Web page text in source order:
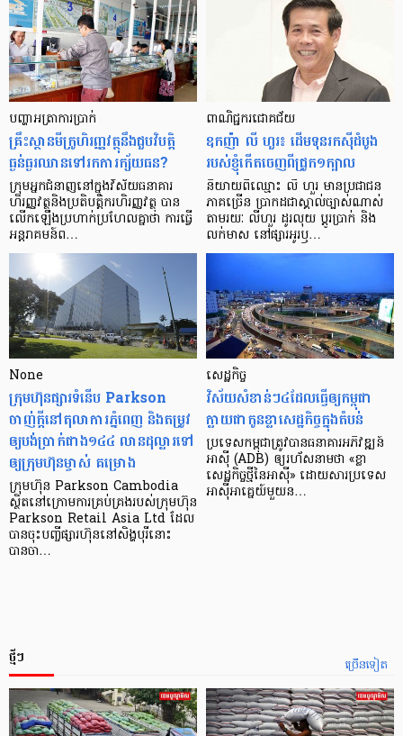
បញ្ហា​អត្រា​ការប្រាក់
គ្រឹះស្ថាន​មីក្រូ​ហិរញ្ញវត្ថុ​នឹង​ជួប​វិបត្តិ​
ធ្ងន់ធ្ងរ​ឈាន​ទៅ​រក​ការ​ក្ស័យធន?
ក្រុម​អ្នក​ជំនាញ​នៅ​ក្នុង​វិស័យ​ធនាគារ
ហិរញ្ញវត្ថុ​និង​ប្រតិបត្តិករ​ហិរញ្ញ​វត្ថុ បាន​​
លើក​ឡើង​ប្រហាក់​ប្រហែល​គ្នា​ថា ការ​ធ្វើ​
អន្តរាគមន៍​ព…
ពាណិជ្ជករជោគជ័យ
ឧកញ៉ា លី ហួរ៖ ដើមទុនរកស៊ីដំបូង
របស់ខ្ញុំកើតចេញពីជ្រូក១ក្បាល
និយាយ​ពី​ឈ្មោះ លី ហួរ មាន​ប្រជាជន​
ភាគ​ច្រើន ប្រាកដ​ជា​ស្គាល់​ច្បាស់​ណាស់
តាមរយៈ លីហួរ ដូរ​លុយ ប្តូរ​បា្រក់ និង​
លក់​មាស នៅ​ផ្សារ​អូរ​ឫ…
None
ក្រុមហ៊ុនផ្សារទំនើប Parkson
ចាញ់ក្ដីនៅតុលាការភ្នំពេញ និងតម្រូវ
ឲ្យបង់ប្រាក់ជាង១៤៤ លានដុល្លារទៅ
ឲ្យក្រុមហ៊ុនម្ចាស់ គម្រោង
ក្រុមហ៊ុន Parkson Cambodia
ស្ថិតនៅក្រោមការគ្រប់គ្រងរបស់ក្រុមហ៊ុន
Parkson Retail Asia Ltd ដែល
បានចុះបញ្ចីផ្សារហ៊ុននៅសិង្ហបុរីនោះ
បានចា…
សេដ្ឋកិច្ច​
វិស័យ​សំខាន់ៗ​៤​ដែល​ធ្វើ​ឲ្យ​កម្ពុជា​
ក្លាយ​ជា​កូន​ខ្លា​សេដ្ឋកិច្ច​ក្នុង​តំបន់
ប្រទេស​កម្ពុជា​ត្រូវ​បាន​ធនាគារ​អភិវឌ្ឍន៍​
អាស៊ី (ADB) ឲ្យ​រហ័ស​នាមថា «ខ្លា​
សេដ្ឋកិច្ច​ថ្មី​នៃ​អាស៊ី» ដោយសារ​ប្រទេស​
អាស៊ី​អាគ្នេយ៍​មួយ​ន…
ច្រើនទៀត
ថ្មីៗ